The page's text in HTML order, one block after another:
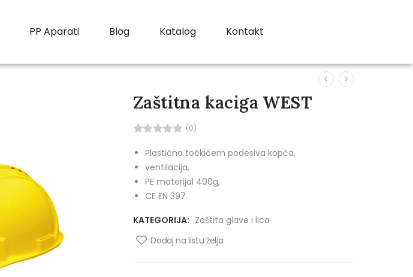
PP Aparati Blog Katalog Kontakt
Zaštitna kaciga WEST
(0)
Plastična točkićem podesiva kopča,
ventilacija,
PE materijal 400g,
CE EN 397.
KATEGORIJA: Zaštita glave i lica
Dodaj na listu želja